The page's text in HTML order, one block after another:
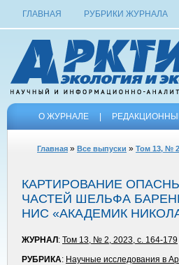
ГЛАВНАЯ РУБРИКИ ЖУРНАЛА
О ЖУРНАЛЕ
Главная » Все выпуски » Том 13, №
КАРТИРОВАНИЕ
ЧАСТЕЙ ШЕЛЬФА
НИС «АКАДЕМИК
ЖУРНАЛ : Том 13, № 2, 2023, с. 164-179
РУБРИКА: Научные исследования в